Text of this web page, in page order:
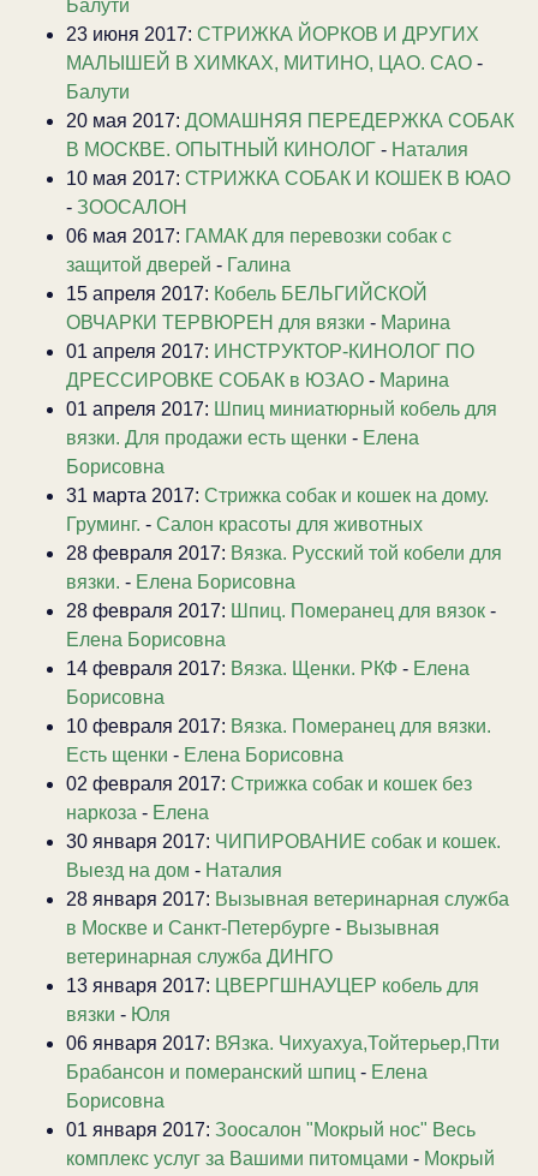
Балути
23 июня 2017: CТРИЖКА ЙОРКОВ И ДРУГИХ
МАЛЫШЕЙ В ХИМКАХ, МИТИНО, ЦАО. САО -
Балути
20 мая 2017: ДОМАШНЯЯ ПЕРЕДЕРЖКА СОБАК
В МОСКВЕ. ОПЫТНЫЙ КИНОЛОГ - Наталия
10 мая 2017: СТРИЖКА СОБАК И КОШЕК В ЮАО
- ЗООСАЛОН
06 мая 2017: ГАМАК для перевозки собак с
защитой дверей - Галина
15 апреля 2017: Кобель БЕЛЬГИЙСКОЙ
ОВЧАРКИ ТЕРВЮРЕН для вязки - Марина
01 апреля 2017: ИНСТРУКТОР-КИНОЛОГ ПО
ДРЕССИРОВКЕ СОБАК в ЮЗАО - Марина
01 апреля 2017: Шпиц миниатюрный кобель для
вязки. Для продажи есть щенки - Елена
Борисовна
31 марта 2017: Стрижка собак и кошек на дому.
Груминг. - Салон красоты для животных
28 февраля 2017: Вязка. Русский той кобели для
вязки. - Елена Борисовна
28 февраля 2017: Шпиц. Померанец для вязок -
Елена Борисовна
14 февраля 2017: Вязка. Щенки. РКФ - Елена
Борисовна
10 февраля 2017: Вязка. Померанец для вязки.
Есть щенки - Елена Борисовна
02 февраля 2017: Стрижка собак и кошек без
наркоза - Елена
30 января 2017: ЧИПИРОВАНИЕ собак и кошек.
Выезд на дом - Наталия
28 января 2017: Вызывная ветеринарная служба
в Москве и Санкт-Петербурге - Вызывная
ветеринарная служба ДИНГО
13 января 2017: ЦВЕРГШНАУЦЕР кобель для
вязки - Юля
06 января 2017: ВЯзка. Чихуахуа,Тойтерьер,Пти
Брабансон и померанский шпиц - Елена
Борисовна
01 января 2017: Зоосалон "Мокрый нос" Весь
комплекс услуг за Вашими питомцами - Мокрый